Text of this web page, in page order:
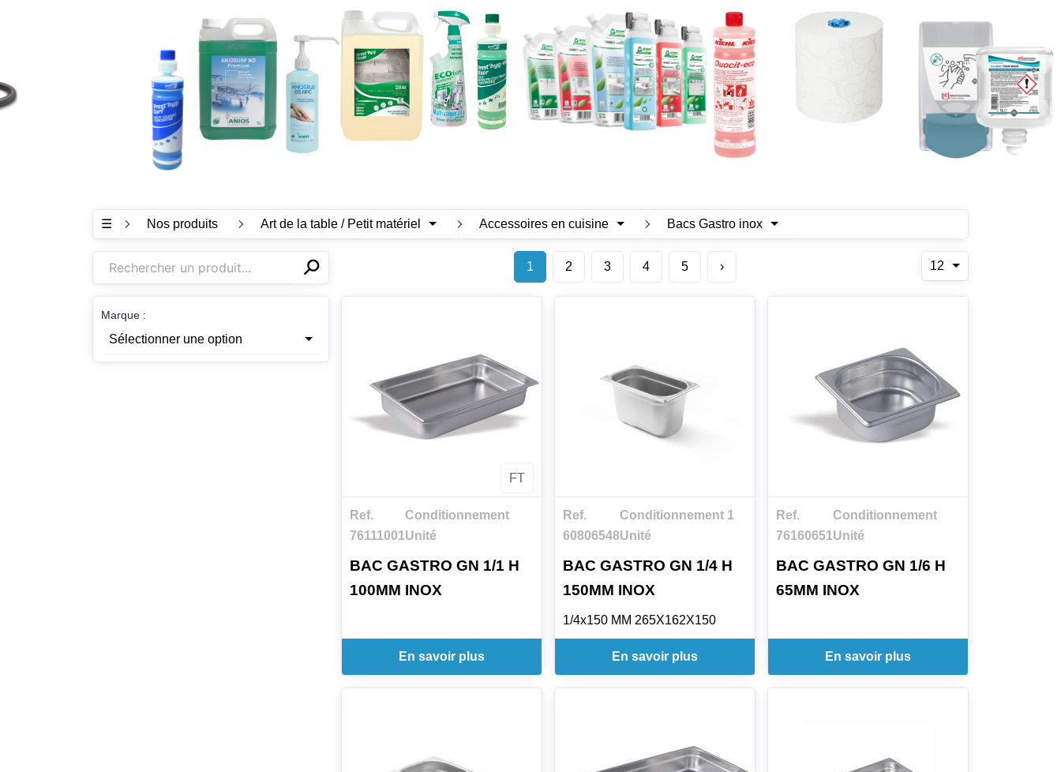
☰ Nos produits Art de la table / Petit matériel Accessoires en cuisine Bacs Gastro inox
✕⚲ 1 2 3 4 5 › 12
Marque :
Sélectionner une option
FT
Ref.
76111001
Conditionnement
Unité
BAC GASTRO GN 1/1 H
100MM INOX
En savoir plus
Ref.
60806548
Conditionnement 1
Unité
BAC GASTRO GN 1/4 H
150MM INOX
1/4x150 MM 265X162X150
En savoir plus
Ref.
76160651
Conditionnement
Unité
BAC GASTRO GN 1/6 H
65MM INOX
En savoir plus